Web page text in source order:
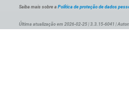
Saiba mais sobre a Política de proteção de dados
Última atualização em 2026-02-25 | 3.3.15-6041 |